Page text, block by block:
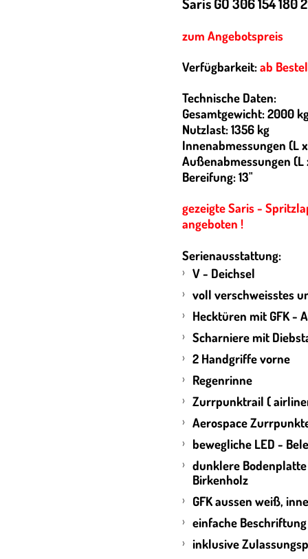
zum Angebotspreis
Verfügbarkeit:ab
Technische Daten:
Gesamtgewicht: 2000
Nutzlast: 1356 kg
Innenabmessungen (L
Außenabmessungen (L
Bereifung: 13"
gezeigte Saris -
angeboten !
Serienausstattung:
V - Deichsel
voll verschweisstes
Hecktüren mit GFK -
Scharniere mit
2 Handgriffe vorne
Regenrinne
Zurrpunktrail (
Aerospace
bewegliche LED -
dunklere
Birkenholz
GFK aussen weiß,
einfache
inklusive